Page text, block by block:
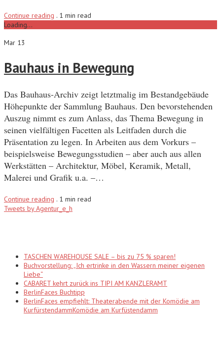
Continue reading . 1 min read
Loading...
Mar 13
Bauhaus in Bewegung
Das Bauhaus-Archiv zeigt letztmalig im Bestandgebäude
Höhepunkte der Sammlung Bauhaus. Den bevorstehenden
Auszug nimmt es zum Anlass, das Thema Bewegung in
seinen vielfältigen Facetten als Leitfaden durch die
Präsentation zu legen. In Arbeiten aus dem Vorkurs –
beispielsweise Bewegungsstudien – aber auch aus allen
Werkstätten – Architektur, Möbel, Keramik, Metall,
Malerei und Grafik u.a. –…
Continue reading . 1 min read
Tweets by Agentur_e_h
TASCHEN WAREHOUSE SALE – bis zu 75 % sparen!
Buchvorstellung: „Ich ertrinke in den Wassern meiner eigenen
Liebe“
CABARET kehrt zurück ins TIPI AM KANZLERAMT
BerlinFaces Buchtipp
BerlinFaces empfiehlt: Theaterabende mit der Komödie am
KurfürstendammKomödie am Kurfüstendamm